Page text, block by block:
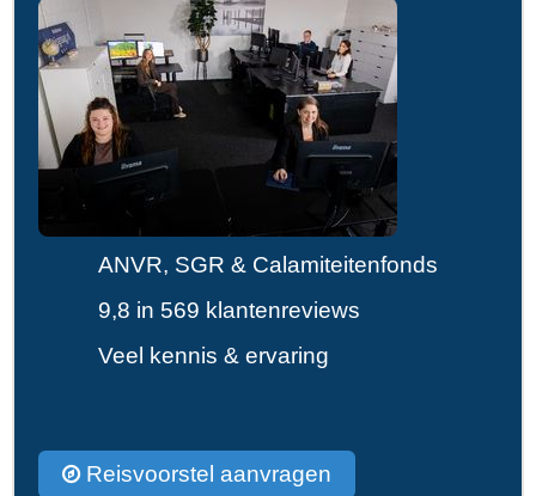
ANVR, SGR & Calamiteitenfonds
9,8 in 569 klantenreviews
Veel kennis & ervaring
Reisvoorstel aanvragen